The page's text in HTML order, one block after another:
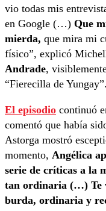
vio todas mis
en Google (…) Que
mierda, que mira mi
físico”, explicó
Andrade,
“Fierecilla de Yungay”.
El episodio continuó
comentó que había
Astorga mostró
momento, Angélica
serie de críticas a la
tan ordinaria (…) Te
burda, ordinaria y